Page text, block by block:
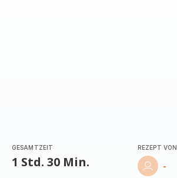
GESAMTZEIT
1 Std. 30 Min.
REZEPT VON
-